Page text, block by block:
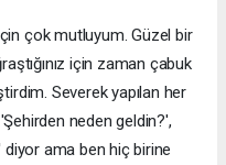
çok mutluyum. Güzel bir
için zaman çabuk
Severek yapılan her
'Şehirden neden geldin?',
ama ben hiç birine